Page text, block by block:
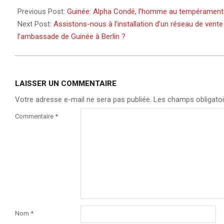
03-
04
Previous Post: Guinée: Alpha Condé, l’homme au
Next Post: Assistons-nous à l’installation d’un réseau de
l’ambassade de Guinée à Berlin ?
LAISSER UN COMMENTAIRE
Votre adresse e-mail ne sera pas publiée. Les champs
Commentaire *
Nom *